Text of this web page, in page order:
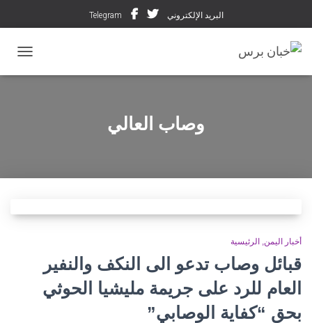
البريد الإلكتروني Telegram
وصاب العالي
أخبار اليمن الرئيسية
قبائل وصاب تدعو الى النكف والنفير
العام للرد على جريمة مليشيا الحوثي
بحق “كفاية الوصابي”